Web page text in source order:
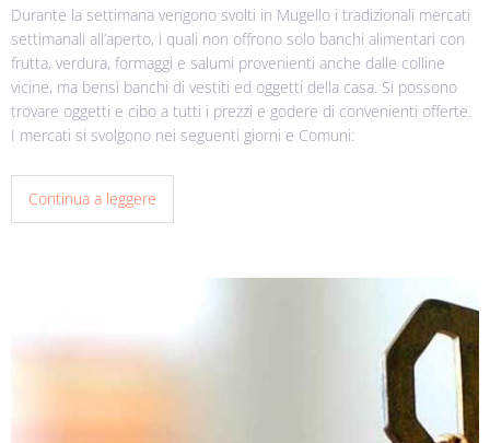
Durante la settimana vengono svolti in Mugello i tradizionali mercati
settimanali all’aperto, i quali non offrono solo banchi alimentari con
frutta, verdura, formaggi e salumi provenienti anche dalle colline
vicine, ma bensì banchi di vestiti ed oggetti della casa. Si possono
trovare oggetti e cibo a tutti i prezzi e godere di convenienti offerte.
I mercati si svolgono nei seguenti giorni e Comuni:
Continua a leggere